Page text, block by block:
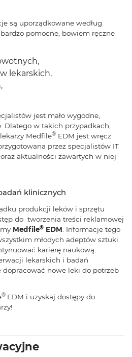
są uporządkowane według
pomocne, bowiem ręczne
lekarskich,
jest mało wygodne,
Dlatego w takich przypadkach,
Medfile® EDM jest wręcz
przez specjalistów IT
aktualności zawartych w niej
klinicznych
produkcji leków i sprzętu
do tworzenia treści reklamowej
Medfile® EDM . Informacje tego
młodych adeptów sztuki
karierę naukową.
lekarskich i badań
dopracować nowe leki do potrzeb
® EDM i uzyskaj dostępy do